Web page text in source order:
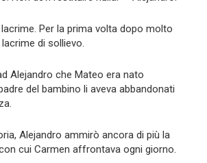
Per la prima volta dopo molto
di sollievo.
Alejandro che Mateo era nato
del bambino li aveva abbandonati
Alejandro ammirò ancora di più la
cui Carmen affrontava ogni giorno.